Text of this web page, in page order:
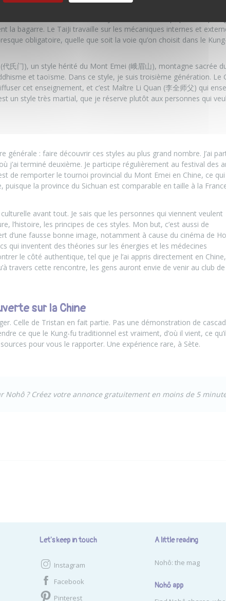
la bagarre. Le TaiJi travaille sur les mécaniques internes et
obligatoire, quelle que soit la voie qu’on choisit dans le
氏门), un style hérité du Mont Emei (峨眉山), montagne sacrée
et taoïsme. Dans ce style, je suis troisième génération. Le
cet enseignement, et c’est Maître Li Quan (李全师父) qui
un style très martial, que je réserve plutôt aux personnes qui
: faire découvrir ces styles au plus grand nombre. J’ai
j’ai terminé deuxième. Je participe régulièrement au festival des
de remporter le tournoi provincial du Mont Emei en Chine, ce qui
la province du Sichuan est comparable en taille à la
avant tout. Je sais que les personnes qui viennent veulent
l’histoire, les principes de ces styles. Mon but, c’est aussi de
d’une fausse bonne image, notamment à cause du cinéma de
qui inventent des théories sur les énergies et les médecines
le côté authentique, tel que je l’ai appris directement en
travers cette rencontre, les gens auront envie de venir au club
sur la Chine
Celle de Tristan en fait partie. Pas une démonstration de
ce que le Kung-fu traditionnel est vraiment, d’où il vient, ce qu’il
pour vous le rapporter. Une expérience rare, à Sète.
Nohô ? Créez votre annonce gratuitementen moins de 5
Let's keep in touch
Instagram
Facebook
Pinterest
A little reading
Nohô: the mag
Nohô app